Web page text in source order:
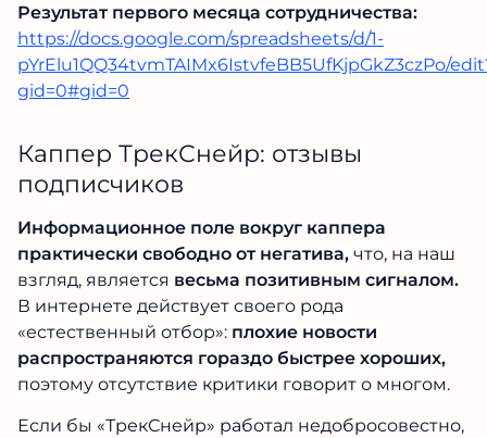
Результат первого месяца сотрудничества:
https://docs.google.com/spreadsheets/d/1-
pYrElu1QQ34tvmTAIMx6IstvfeBB5UfKjpGkZ3czPo/
gid=0#gid=0
Каппер ТрекСнейр: отзывы
подписчиков
Информационное поле вокруг каппера
практически свободно от негатива, что, на наш
взгляд, является весьма позитивным сигналом.
В интернете действует своего рода
«естественный отбор»: плохие новости
распространяются гораздо быстрее хороших,
поэтому отсутствие критики говорит о многом.
Если бы «ТрекСнейр» работал недобросовестно,